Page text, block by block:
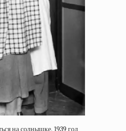
на солнышке, 1939 год